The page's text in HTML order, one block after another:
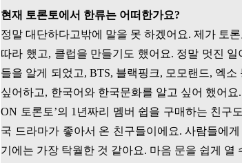
현재 토론토에서 한류는 어떠한가요?
정말 대단하다고밖에 말을 못 하겠어요.제가 토
따라 했고, 클럽을 만들기도 했어요. 정말 멋진 일
들을 알게 되었고, BTS, 블랙핑크, 모모랜드, 엑소
싶어하고, 한국어와 한국문화를 알고 싶어 했어요
ON 토론토’의 1 년짜리 멤버 쉽을 구매하는 친구
국 드라마가 좋아서 온 친구들이에요.사람들에
기에는 가장 탁월한 것 같아요. 마음 문을 쉽게 열